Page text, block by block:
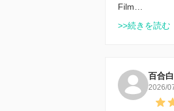
Film…
>>続きを読む
百合
2026/